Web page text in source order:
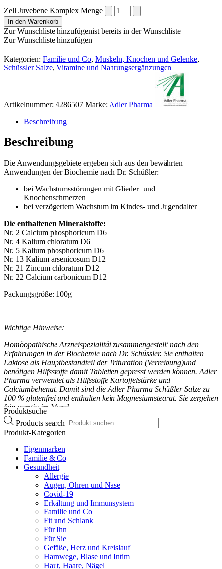
Zell Juvebene Komplex Menge
In den Warenkorb
Zur Wunschliste hinzufügenist bereits in der Wunschliste
Zur Wunschliste hinzufügen
Kategorien: Familie und Co, Muskeln, Knochen und Gelenke,
Schüssler Salze, Vitamine und Nahrungsergänzungen
Artikelnummer: 4286507 Marke: Adler Pharma
Beschreibung
Beschreibung
Die Anwendungsgebiete ergeben sich aus den bewährten
Anwendungen der Biochemie nach Dr. Schüßler:
bei Wachstumsstörungen mit Glieder- und
Knochenschmerzen
bei verzögertem Wachstum im Kindes- und Jugendalter
Die enthaltenen Mineralstoffe:
Nr. 2 Calcium phosphoricum D6
Nr. 4 Kalium chloratum D6
Nr. 5 Kalium phosphoricum D6
Nr. 13 Kalium arsenicosum D12
Nr. 21 Zincum chloratum D12
Nr. 22 Calcium carbonicum D12
Packungsgröße: 100g
Wichtige Hinweise:
Homöopathische Arzneispezialität zusammengestellt nach den
Erfahrungen in der Biochemie nach Dr. Schüssler. Sie enthalten
Laktose als Hauptbestandteil der Trituration (Verreibung)und
benötigen Hilfsstoffe damit Tabletten gepresst werden können. Adler
Pharma verwendet als Hilfsstoffe Kartoffelstärke und
Calciumbehenat. Damit sind die Adler Pharma Schüßler Salze zu
100 % glutenfrei und enthalten kein Magnesiumstearat. Sie zergehen
fein-samtig im Mund.
Registrierte homöopathische Arzneispezialität. Zu Risiken und
Nebenwirkungen lesen Sie die Packungsbeilage und fragen Sie Ihre
empfohlene Tagesdosis nicht überschreiten. Für Kinder
unerreichbar aufbewahren.
Produktsuche
Products search
Produkt-Kategorien
Eigenmarken
Familie & Co
Gesundheit
Allergie
Augen, Ohren und Nase
Covid-19
Erkältung und Immunsystem
Familie und Co
Fit und Schlank
Für Ihn
Für Sie
Gefäße, Herz und Kreislauf
Harnwege, Blase und Intim
Haut, Haare, Nägel